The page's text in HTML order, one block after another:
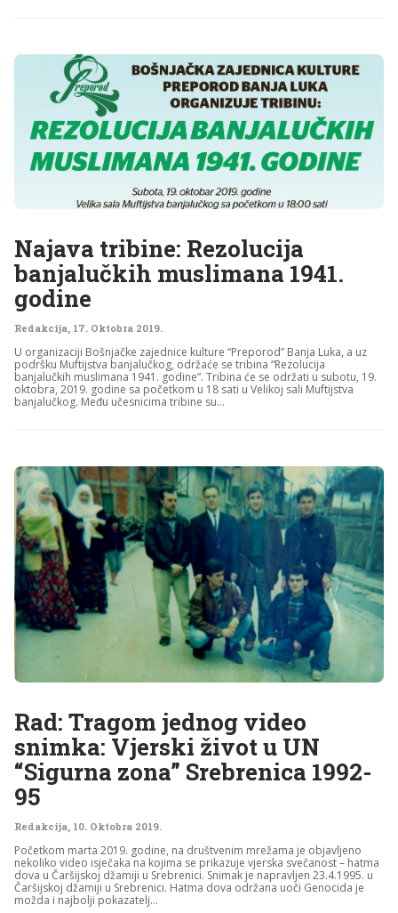
Najava tribine: Rezolucija
banjalučkih muslimana 1941.
godine
Redakcija, 17. Oktobra 2019.
U organizaciji Bošnjačke zajednice kulture “Preporod” Banja Luka, a uz
podršku Muftijstva banjalučkog, održaće se tribina “Rezolucija
banjalučkih muslimana 1941. godine”. Tribina će se održati u subotu, 19.
oktobra, 2019. godine sa početkom u 18 sati u Velikoj sali Muftijstva
banjalučkog. Među učesnicima tribine su...
Rad: Tragom jednog video
snimka: Vjerski život u UN
“Sigurna zona” Srebrenica 1992-
95
Redakcija 10. Oktobra 2019.
Početkom marta 2019. godine, na društvenim mrežama je objavljeno
nekoliko video isječaka na kojima se prikazuje vjerska svečanost – hatma
dova u Čaršijskoj džamiji u Srebrenici. Snimak je napravljen 23.4.1995. u
Čaršijskoj džamiji u Srebrenici. Hatma dova održana uoči Genocida je
možda i najbolji pokazatelj...